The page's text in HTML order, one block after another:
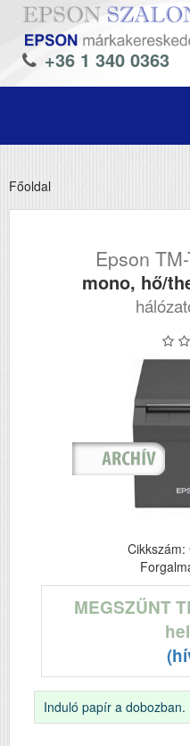
+36 1 340 0363
Főoldal
Epson
mono, hő/
Cikkszám:
MEGSZŰNT
Induló papír a dobozban.